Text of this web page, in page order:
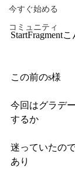
今すぐ始める
コミュニティ
StartFragment
この前のs様
今回はグラデ
するか
迷っていたの
あり